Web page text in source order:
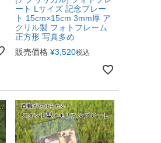
ート Lサイズ 記念プレー
ト 15cm×15cm 3mm厚 ア
クリル製 フォトフレーム
正方形 写真多め
販売価格 ¥3,520税込